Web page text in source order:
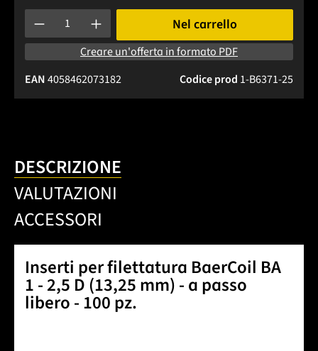
Quantità del prodotto: inserisci la quantità desiderata o
Nel carrello
Creare un'offerta in formato PDF
Codice prod 1-B6371-25
EAN4058462073182
DESCRIZIONE
VALUTAZIONI
ACCESSORI
Inserti per filettatura BaerCoil BA
1 - 2,5 D (13,25 mm) - a passo
libero - 100 pz.